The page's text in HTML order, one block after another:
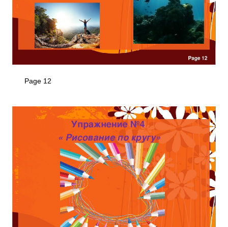
Page 12